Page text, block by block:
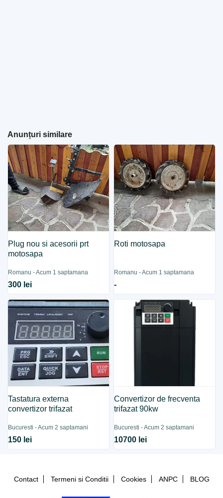
Anunțuri similare
Plug nou si acesorii prt
motosapa
Romanu - Acum 1 saptamana
300 lei
Roti motosapa
Romanu - Acum 1 saptamana
-
Tastatura externa
convertizor trifazat
Bucuresti - Acum 2 saptamani
150 lei
Convertizor de frecventa
trifazat 90kw
Bucuresti - Acum 2 saptamani
10700 lei
Contact Termeni si Conditii Cookies ANPC BLOG